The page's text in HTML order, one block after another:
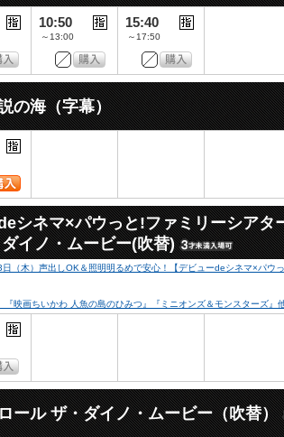
10:50
～13:00
15:40
～17:50
の海（字幕）
シネマ×パウっと!ファミリーシアタ
イノ・ムービー(吹替)
（木）声出しOK＆照明明るめで安心！【デビューdeシネマ×パウ
『映画ちいかわ 人魚の島のひみつ』『ミニオンズ＆モンスターズ』
ール ザ・ダイノ・ムービー（吹替）